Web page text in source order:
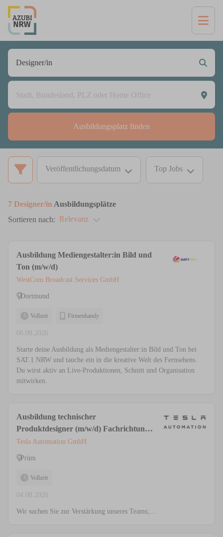
Ausbildungsplatz finden
Veröffentlichungsdatum Top Jobs
7 Designer/in Ausbildungsplätze
Sortieren nach: Relevanz
Ausbildung Mediengestalter:in Bild und
Ton (m/w/d)
WestCom Broadcast Services GmbH
Dortmund
Vollzeit Firmenhandy
06.08.2026
Starte deine Ausbildung als Mediengestalter:in Bild und Ton bei
SAT.1 NRW und tauche ein in die kreative Welt des Fernsehens.
Du wirst aktiv an Live-Produktionen, Schnitt und Organisation
mitwirken.
Ausbildung technischer
Produktdesigner (m/w/d) Fachrichtung
Maschinen-/ Anlagenkonstruktion
Tesla Automation GmbH
Prüm
Vollzeit
04.08.2026
Wir suchen Sie zur Verstärkung unseres Teams;...